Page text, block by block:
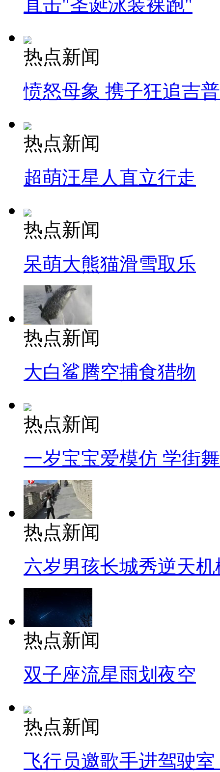
直击"圣诞泳装裸跑"
热点新闻
愤怒母象 携子狂追吉
热点新闻
超萌汪星人直立行走
热点新闻
呆萌大熊猫滑雪取乐
热点新闻
大白鲨腾空捕食猎物
热点新闻
一岁宝宝爱模仿 学街
热点新闻
六岁男孩长城秀逆天机
热点新闻
双子座流星雨划夜空
热点新闻
飞行员邀歌手进驾驶